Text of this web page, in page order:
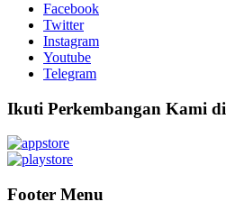
Facebook
Twitter
Instagram
Youtube
Telegram
Ikuti Perkembangan Kami di
Footer Menu